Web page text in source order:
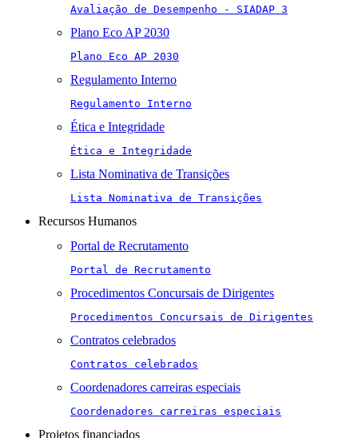
Avaliação de Desempenho - SIADAP 3
Plano Eco AP 2030
Plano Eco AP 2030
Regulamento Interno
Regulamento Interno
Ética e Integridade
Ética e Integridade
Lista Nominativa de Transições
Lista Nominativa de Transições
Recursos Humanos
Portal de Recrutamento
Portal de Recrutamento
Procedimentos Concursais de Dirigentes
Procedimentos Concursais de Dirigentes
Contratos celebrados
Contratos celebrados
Coordenadores carreiras especiais
Coordenadores carreiras especiais
Projetos financiados